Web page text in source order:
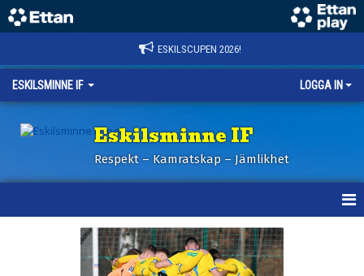
ESKILSCUPEN 2026!
ESKILSMINNE IF LOGGA IN
Eskilsminne IF
Respekt – Kamratskap – Jämlikhet